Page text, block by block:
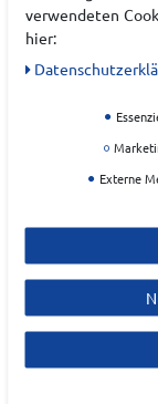
verwendeten
hier:
Externe